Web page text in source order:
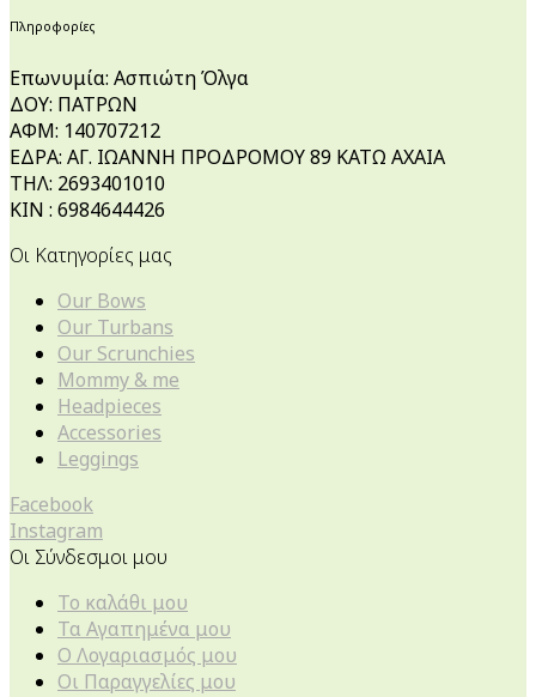
Πληροφορίες
Επωνυμία: Ασπιώτη Όλγα
ΔΟΥ: ΠΑΤΡΩΝ
ΑΦΜ: 140707212
ΕΔΡΑ: ΑΓ. ΙΩΑΝΝΗ ΠΡΟΔΡΟΜΟΥ 89 ΚΑΤΩ ΑΧΑΙΑ
ΤΗΛ: 2693401010
ΚΙΝ : 6984644426
Οι Κατηγορίες μας
Our Bows
Our Turbans
Our Scrunchies
Mommy & me
Headpieces
Accessories
Leggings
Facebook
Instagram
Οι Σύνδεσμοι μου
Το καλάθι μου
Τα Αγαπημένα μου
Ο Λογαριασμός μου
Οι Παραγγελίες μου